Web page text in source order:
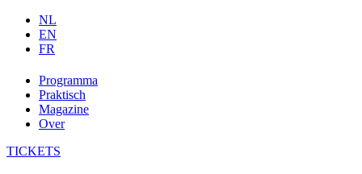
NL
EN
FR
Programma
Praktisch
Magazine
Over
TICKETS